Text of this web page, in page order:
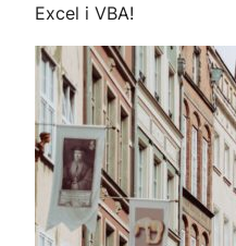
Excel i VBA!